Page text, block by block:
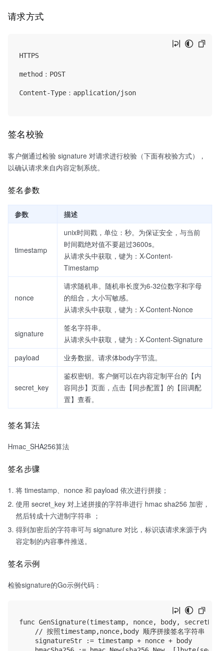
请求方式
HTTPS
method：POST
Content-Type：application/json
签名校验
客户侧通过检验 signature 对请求进行校验（下面有校验方式），
以确认请求来自内容定制系统。
签名参数
参数 描述
timestamp
unix时间戳，单位：秒。为保证安全，与当前
时间戳绝对值不要超过3600s。
从请求头中获取，键为：X-Content-
Timestamp
nonce
请求随机串。随机串长度为6-32位数字和字母
的组合，大小写敏感。
从请求头中获取，键为：X-Content-Nonce
signature
签名字符串。
从请求头中获取，键为：X-Content-Signature
payload
业务数据。请求体body字节流。
secret_key
鉴权密钥。客户侧可以在内容定制平台的【内
容同步】页面，点击【同步配置】的【回调配
置】查看。
签名算法
Hmac_SHA256算法
签名步骤
将 timestamp、nonce 和 payload 依次进行拼接；
使用 secret_key 对上述拼接的字符串进行 hmac sha256 加密，
然后转成十六进制字符串 ；
得到加密后的字符串可与 signature 对比，标识该请求来源于内
容定制的内容事件推送。
签名示例
检验signature的Go示例代码：
func GenSignature(timestamp, nonce, body,
    // 按照timestamp,nonce,body 顺序拼接签名字符串
    signatureStr := timestamp + nonce + body